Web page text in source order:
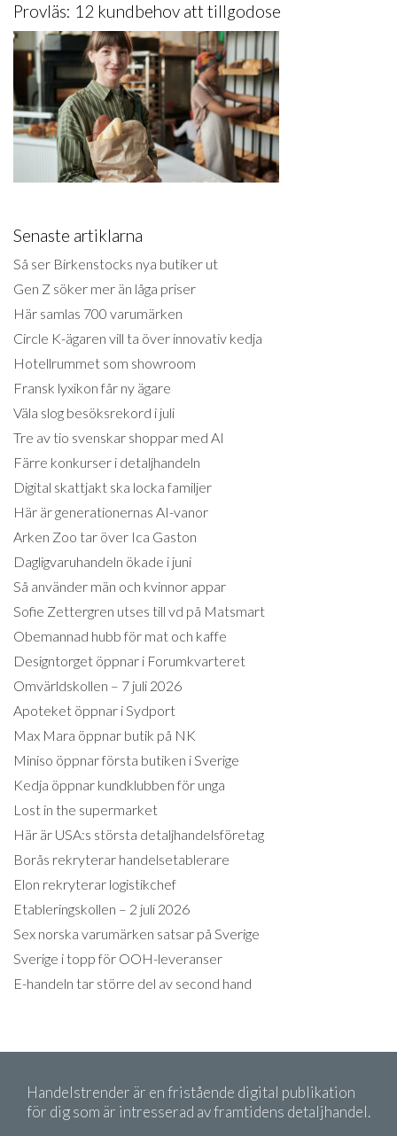
Provläs: 12 kundbehov att tillgodose
Senaste artiklarna
Så ser Birkenstocks nya butiker ut
Gen Z söker mer än låga priser
Här samlas 700 varumärken
Circle K-ägaren vill ta över innovativ kedja
Hotellrummet som showroom
Fransk lyxikon får ny ägare
Väla slog besöksrekord i juli
Tre av tio svenskar shoppar med AI
Färre konkurser i detaljhandeln
Digital skattjakt ska locka familjer
Här är generationernas AI-vanor
Arken Zoo tar över Ica Gaston
Dagligvaruhandeln ökade i juni
Så använder män och kvinnor appar
Sofie Zettergren utses till vd på Matsmart
Obemannad hubb för mat och kaffe
Designtorget öppnar i Forumkvarteret
Omvärldskollen – 7 juli 2026
Apoteket öppnar i Sydport
Max Mara öppnar butik på NK
Miniso öppnar första butiken i Sverige
Kedja öppnar kundklubben för unga
Lost in the supermarket
Här är USA:s största detaljhandelsföretag
Borås rekryterar handelsetablerare
Elon rekryterar logistikchef
Etableringskollen – 2 juli 2026
Sex norska varumärken satsar på Sverige
Sverige i topp för OOH-leveranser
E-handeln tar större del av second hand
Handelstrender är en fristående digital publikation
för dig som är intresserad av framtidens detaljhandel.